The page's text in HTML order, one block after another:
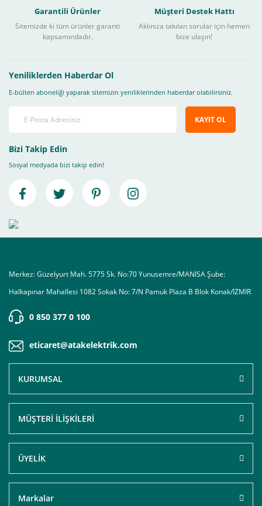
Garantili Ürünler
Sitemizde ki tüm ürünler garanti
kapsamındadır.
Müşteri Destek Hattı
Aklınıza takılan sorular için hemen
bize ulaşın!
Yeniliklerden Haberdar Ol
E-bülten aboneliği yaparak sitemizin yeniliklerinden haberdar olabilirsiniz.
KAYIT OL
Bizi Takip Edin
Sosyal medyada bizi takip edin!
Merkez: Güzelyurt Mah. 5775 Sk. No:70 Yunusemre/MANİSA Şube:
Halkapınar Mahallesi 1082 Sokak No: 7/N Pamuk Plaza B Blok Konak/İZMİR
0 850 377 0 100
eticaret@atakelektrik.com
KURUMSAL
MÜŞTERİ İLİŞKİLERİ
ÜYELİK
Markalar